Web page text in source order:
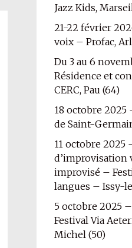
Jazz Kids,
21-22 février
voix – Profac,
Du 3 au 6
Résidence et
CERC, Pau (64)
18 octobre 2025
de Saint-
11 octobre 2025
d’improvisation
improvisé –
langues – Issy-
5 octobre 2025
Festival Via
Michel (50)